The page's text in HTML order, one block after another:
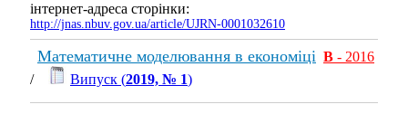
інтернет-адреса сторінки:
http://jnas.nbuv.gov.ua/article/UJRN-0001032610
Математичне моделювання в економіці В - 2016
/
Випуск (2019, № 1)